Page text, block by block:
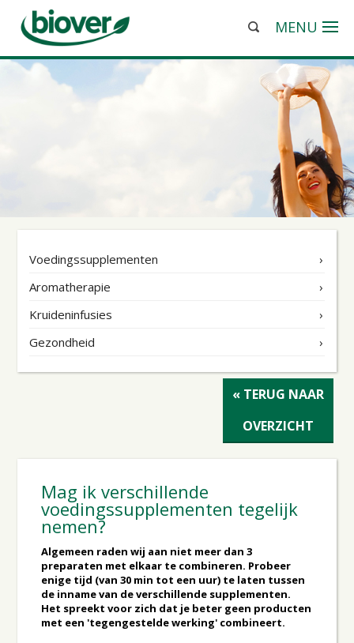
MENU
Voedingssupplementen
Aromatherapie
Kruideninfusies
Gezondheid
« TERUG NAAR
OVERZICHT
Mag ik verschillende
voedingssupplementen tegelijk
nemen?
Algemeen raden wij aan niet meer dan 3
preparaten met elkaar te combineren. Probeer
enige tijd (van 30 min tot een uur) te laten tussen
de inname van de verschillende supplementen.
Het spreekt voor zich dat je beter geen producten
met een 'tegengestelde werking' combineert.